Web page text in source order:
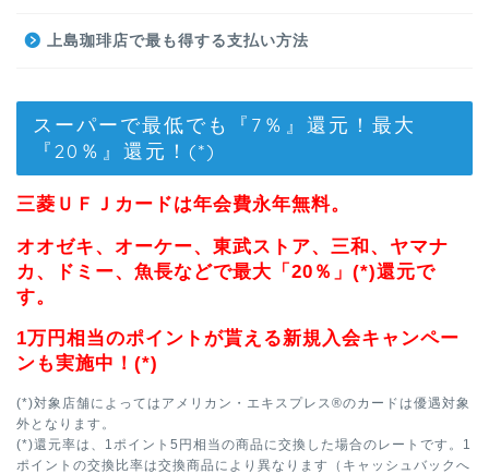
上島珈琲店で最も得する支払い方法
スーパーで最低でも『7％』還元！最大
『20％』還元！(*)
三菱ＵＦＪカードは年会費永年無料。
オオゼキ、オーケー、東武ストア、三和、ヤマナ
カ、ドミー、魚長などで最大「20％」(*)還元で
す。
1万円相当のポイントが貰える新規入会キャンペー
ンも実施中！(*)
(*)対象店舗によってはアメリカン・エキスプレス®のカードは優遇対象
外となります。
(*)還元率は、1ポイント5円相当の商品に交換した場合のレートです。1
ポイントの交換比率は交換商品により異なります（キャッシュバックへ